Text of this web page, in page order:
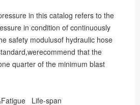
in this catalog refers to the
in condition of continuously
safety modulusof hydraulic hose
that the
quarter of the minimum blast
Life-span